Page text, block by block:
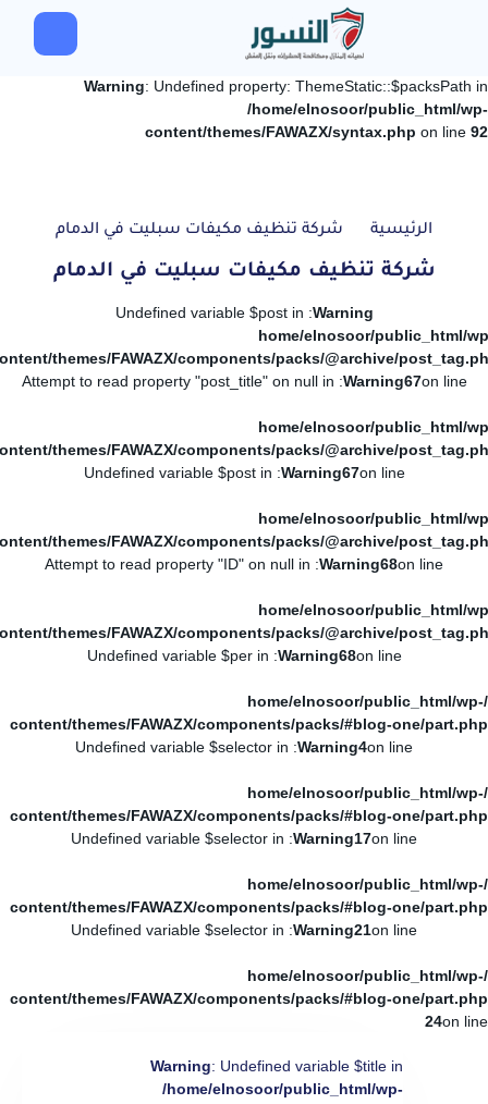
Warning: Undefined property: ThemeStatic::$packsPath in
/home/elnosoor/public_html/wp-
content/themes/FAWAZX/syntax.php on line 92
الرئيسية شركة تنظيف مكيفات سبليت في الدمام
شركة تنظيف مكيفات سبليت في الدمام
Warning
: Undefined variable $post in
/home/elnosoor/public_html/
themes/FAWAZX/components/packs/@archive/
on line
67
Warning
: Attempt to read property "post_title" on null in
/home/elnosoor/public_html/
themes/FAWAZX/components/packs/@archive/
on line
67
Warning
: Undefined variable $post in
/home/elnosoor/public_html/
themes/FAWAZX/components/packs/@archive/
on line
68
Warning
: Attempt to read property "ID" on null in
/home/elnosoor/public_html/
themes/FAWAZX/components/packs/@archive/
on line
68
Warning
: Undefined variable $per in
/home/elnosoor/public_html/wp-
content/themes/FAWAZX/components/packs/#blog-one/part.php
on line
4
Warning
: Undefined variable $selector in
/home/elnosoor/public_html/wp-
content/themes/FAWAZX/components/packs/#blog-one/part.php
on line
17
Warning
: Undefined variable $selector in
/home/elnosoor/public_html/wp-
content/themes/FAWAZX/components/packs/#blog-one/part.php
on line
21
Warning
: Undefined variable $selector in
/home/elnosoor/public_html/wp-
content/themes/FAWAZX/components/packs/#blog-one/part.php
on line
24
Warning: Undefined variable $title in
/home/elnosoor/public_html/wp-